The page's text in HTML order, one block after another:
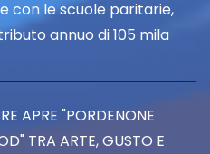
con le scuole paritarie,
annuo di 105 mila
APRE "PORDENONE
TRA ARTE, GUSTO E